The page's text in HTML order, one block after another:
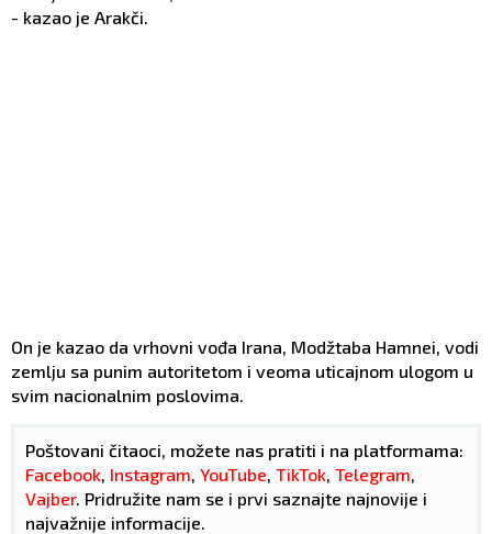
- kazao je Arakči.
On je kazao da vrhovni vođa Irana, Modžtaba Hamnei, vodi
zemlju sa punim autoritetom i veoma uticajnom ulogom u
svim nacionalnim poslovima.
Poštovani čitaoci, možete nas pratiti i na platformama:
Facebook Instagram YouTube TikTok Telegram
Vajber. Pridružite nam se i prvi saznajte najnovije i
najvažnije informacije.